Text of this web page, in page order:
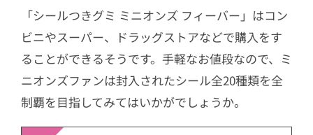
「シールつきグミ ミニオンズ フィーバー」はコン
ビニやスーパー、ドラッグストアなどで購入をす
ることができるそうです。手軽なお値段なので、ミ
ニオンズファンは封入されたシール全20種類を全
制覇を目指してみてはいかがでしょうか。